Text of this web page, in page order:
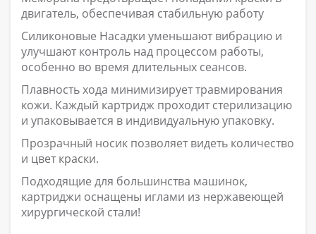
двигатель, обеспечивая стабильную работу
Силиконовые Насадки уменьшают вибрацию и
улучшают контроль над процессом работы,
особенно во время длительных сеансов.
Плавность хода минимизирует травмирования
кожи. Каждый картридж проходит стерилизацию
и упаковывается в индивидуальную упаковку.
Прозрачный носик позволяет видеть количество
и цвет краски.
Подходящие для большинства машинок,
картриджи оснащены иглами из нержавеющей
хирургической стали!